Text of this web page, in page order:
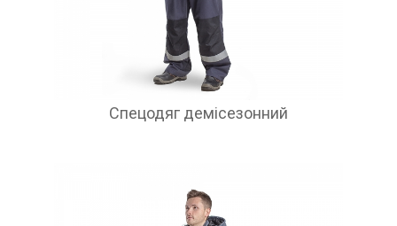
Спецодяг демісезонний